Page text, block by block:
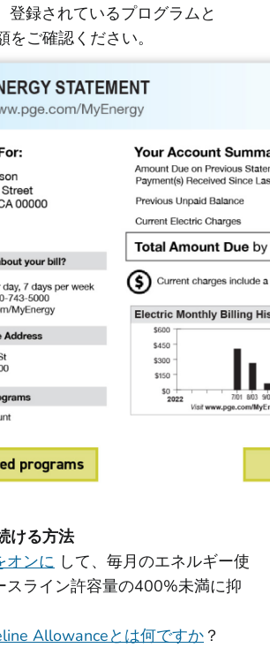
登録されているプログラムと
をご確認ください。
ける方法
オンに して、毎月のエネルギー使
スライン許容量の400%未満に抑
Allowanceとは何ですか ？